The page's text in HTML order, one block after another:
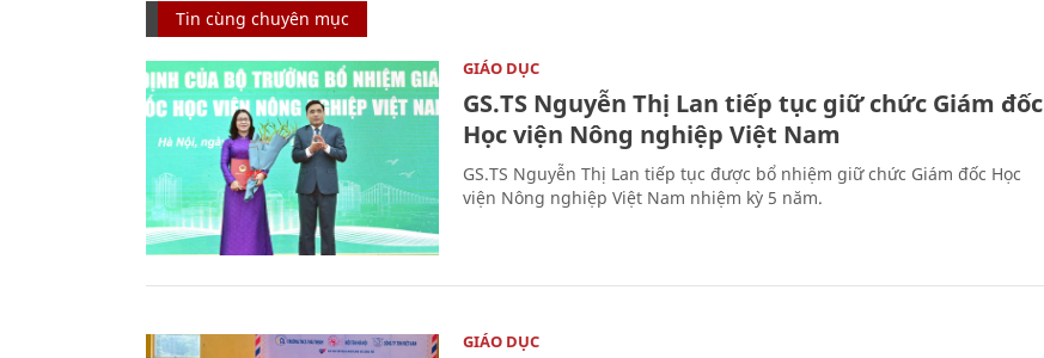
Tin cùng chuyên mục
GIÁO DỤC
GS.TS Nguyễn Thị Lan tiếp tục giữ chức Giám đốc
Học viện Nông nghiệp Việt Nam
GS.TS Nguyễn Thị Lan tiếp tục được bổ nhiệm giữ chức Giám đốc Học
viện Nông nghiệp Việt Nam nhiệm kỳ 5 năm.
GIÁO DỤC